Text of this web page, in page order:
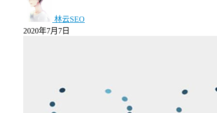
林云SEO
2020年7月7日